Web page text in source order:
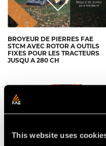
This website uses
BROYEUR DE PIERRES FAE
STCM AVEC ROTOR A OUTILS
FIXES POUR LES TRACTEURS
JUSQU A 280 CH